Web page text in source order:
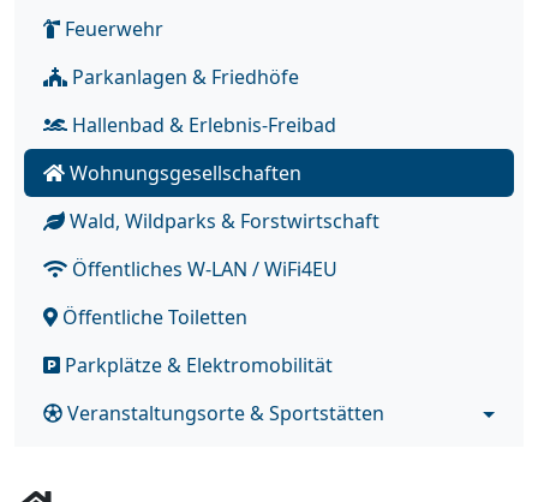
Feuerwehr
Parkanlagen & Friedhöfe
Hallenbad & Erlebnis-Freibad
Wohnungsgesellschaften
Wald, Wildparks & Forstwirtschaft
Öffentliches W-LAN / WiFi4EU
Öffentliche Toiletten
Parkplätze & Elektromobilität
Veranstaltungsorte & Sportstätten